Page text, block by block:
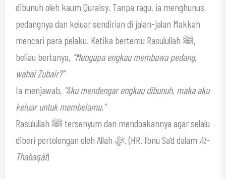
dibunuh oleh kaum Quraisy. Tanpa ragu, ia menghunus
pedangnya dan keluar sendirian di jalan-jalan Makkah
mencari para pelaku. Ketika bertemu Rasulullah ﷺ,
beliau bertanya, “Mengapa engkau membawa pedang,
wahai Zubair?”
Ia menjawab, “Aku mendengar engkau dibunuh, maka aku
keluar untuk membelamu.”
Rasulullah ﷺ tersenyum dan mendoakannya agar selalu
diberi pertolongan oleh Allah ﷻ. (HR. Ibnu Sa‘d dalam At-
Thabaqāt)